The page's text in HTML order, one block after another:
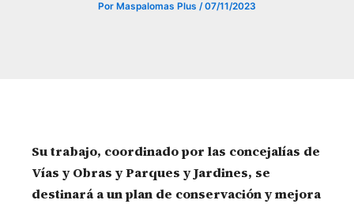
Por Maspalomas Plus /07/11/2023
Su trabajo, coordinado por las concejalías de
Vías y Obras y Parques y Jardines, se
destinará a un plan de conservación y mejora